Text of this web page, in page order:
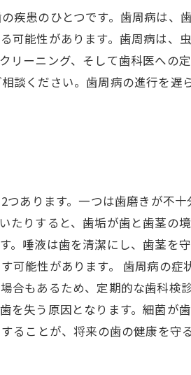
疾患のひとつです。歯周病は、
可能性があります。歯周病は、
リーニング、そして歯科医への
談ください。歯周病の進行を
あります。一つは歯磨きが不
りすると、歯垢が歯と歯茎の
唾液は歯を清潔にし、歯茎を
可能性があります。 歯周病の
合もあるため、定期的な歯科検
を失う原因となります。細菌が
ることが、将来の歯の健康を守